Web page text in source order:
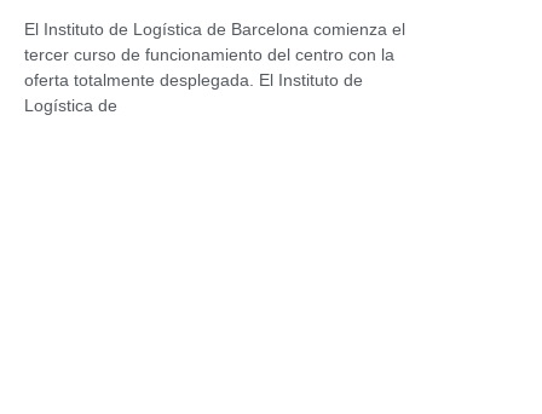
El Instituto de Logística de Barcelona comienza el
tercer curso de funcionamiento del centro con la
oferta totalmente desplegada. El Instituto de
Logística de